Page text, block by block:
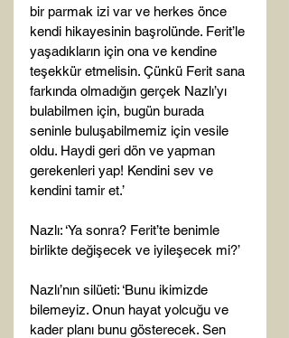
bir parmak izi var ve herkes önce
kendi hikayesinin başrolünde. Ferit’le
yaşadıkların için ona ve kendine
teşekkür etmelisin. Çünkü Ferit sana
farkında olmadığın gerçek Nazlı’yı
bulabilmen için, bugün burada
seninle buluşabilmemiz için vesile
oldu. Haydi geri dön ve yapman
gerekenleri yap! Kendini sev ve
kendini tamir et.’
Nazlı: ‘Ya sonra? Ferit’te benimle
birlikte değişecek ve iyileşecek mi?’
Nazlı’nın silüeti: ‘Bunu ikimizde
bilemeyiz. Onun hayat yolcuğu ve
kader planı bunu gösterecek. Sen